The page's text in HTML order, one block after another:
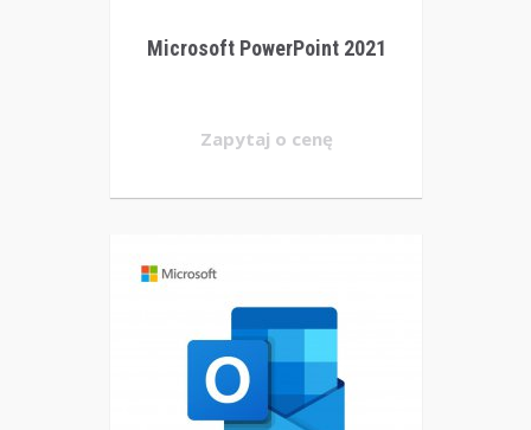
Microsoft PowerPoint 2021
Zapytaj o cenę